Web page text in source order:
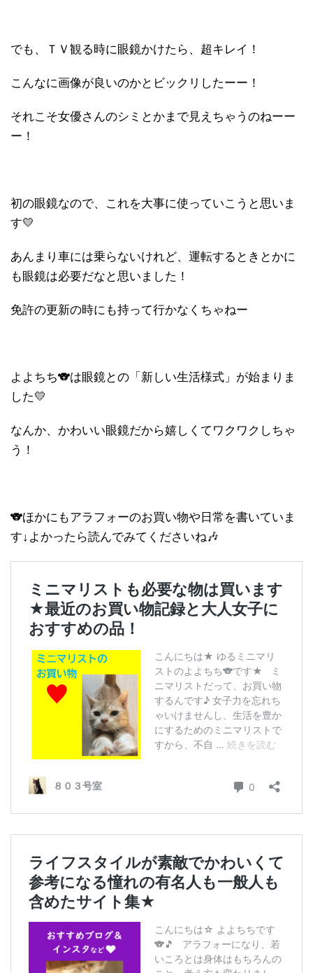
でも、ＴＶ観る時に眼鏡かけたら、超キレイ！
こんなに画像が良いのかとビックリしたーー！
それこそ女優さんのシミとかまで見えちゃうのねーー
ー！
初の眼鏡なので、これを大事に使っていこうと思いま
す💛
あんまり車には乗らないけれど、運転するときとかに
も眼鏡は必要だなと思いました！
免許の更新の時にも持って行かなくちゃねー
よよちち🐨は眼鏡との「新しい生活様式」が始まりま
した💛
なんか、かわいい眼鏡だから嬉しくてワクワクしちゃ
う！
🐨ほかにもアラフォーのお買い物や日常を書いていま
す↓よかったら読んでみてくださいね🎶